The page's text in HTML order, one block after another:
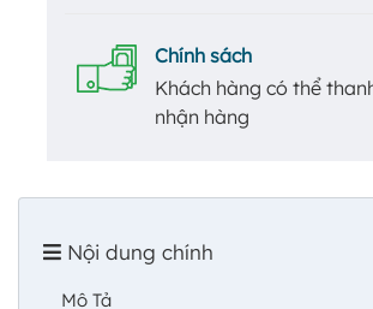
Chính sách
Khách hàng có thể
nhận hàng
Nội dung chính
Mô Tả